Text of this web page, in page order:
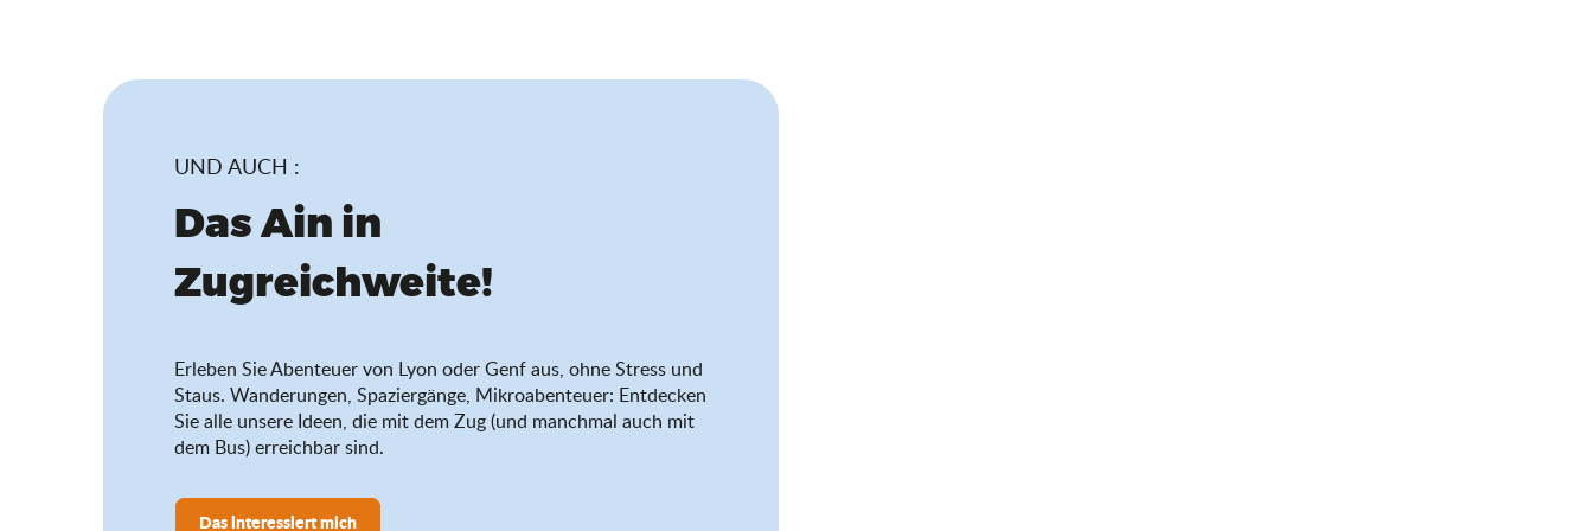
UND AUCH :
Das Ain in
Zugreichweite!
Erleben Sie Abenteuer von Lyon oder Genf aus, ohne Stress und
Staus. Wanderungen, Spaziergänge, Mikroabenteuer: Entdecken
Sie alle unsere Ideen, die mit dem Zug (und manchmal auch mit
dem Bus) erreichbar sind.
Das interessiert mich